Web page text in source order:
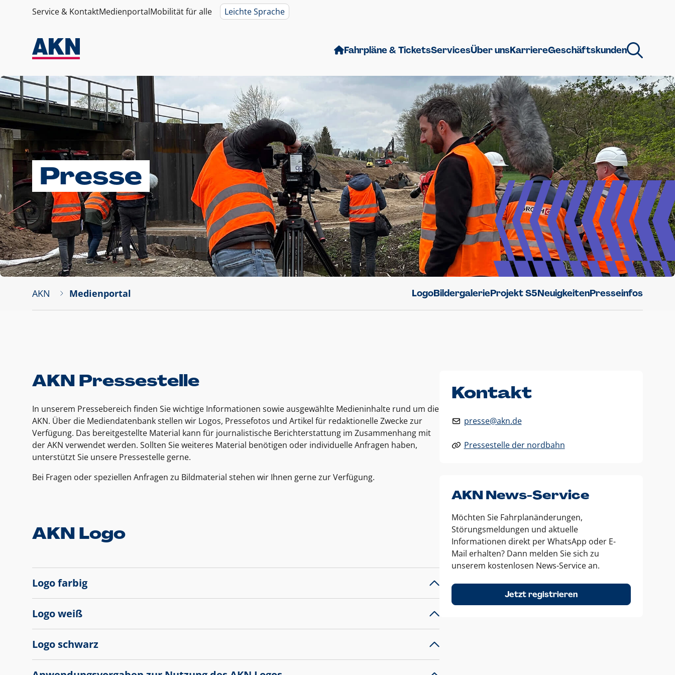
Service & KontaktMedienportalMobilität für alle Leichte Sprache
Fahrpläne & TicketsServicesÜber unsKarriereGeschäftskunden
Presse
AKN Medienportal LogoBildergalerieProjekt S5NeuigkeitenPresseinfos
AKN Pressestelle
In unserem Pressebereich finden Sie wichtige Informationen sowie ausgewählte Medieninhalte rund um die
AKN. Über die Mediendatenbank stellen wir Logos, Pressefotos und Artikel für redaktionelle Zwecke zur
Verfügung. Das bereitgestellte Material kann für journalistische Berichterstattung im Zusammenhang mit
der AKN verwendet werden. Sollten Sie weiteres Material benötigen oder individuelle Anfragen haben,
unterstützt Sie unsere Pressestelle gerne.
Bei Fragen oder speziellen Anfragen zu Bildmaterial stehen wir Ihnen gerne zur Verfügung.
AKN Logo
Logo farbig
Logo weiß
Logo schwarz
Kontakt
presse@akn.de
Pressestelle der nordbahn
AKN News-Service
Möchten Sie Fahrplanänderungen,
Störungsmeldungen und aktuelle
Informationen direkt per WhatsApp oder E-
Mail erhalten? Dann melden Sie sich zu
unserem kostenlosen News-Service an.
Jetzt registrieren